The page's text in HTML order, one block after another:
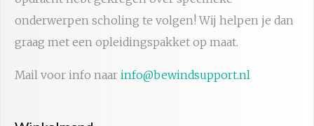
onderwerpen scholing te volgen! Wij helpen je dan
graag met een opleidingspakket op maat.
Mail voor info naar info@bewindsupport.nl